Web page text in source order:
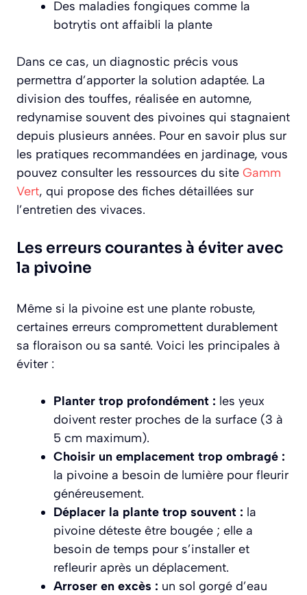
Des maladies fongiques comme la
botrytis ont affaibli la plante
Dans ce cas, un diagnostic précis vous
permettra d’apporter la solution adaptée. La
division des touffes, réalisée en automne,
redynamise souvent des pivoines qui stagnaient
depuis plusieurs années. Pour en savoir plus sur
les pratiques recommandées en jardinage, vous
pouvez consulter les ressources du site Gamm
Vert, qui propose des fiches détaillées sur
l’entretien des vivaces.
Les erreurs courantes à éviter avec
la pivoine
Même si la pivoine est une plante robuste,
certaines erreurs compromettent durablement
sa floraison ou sa santé. Voici les principales à
éviter :
Planter trop profondément : les yeux
doivent rester proches de la surface (3 à
5 cm maximum).
Choisir un emplacement trop ombragé :
la pivoine a besoin de lumière pour fleurir
généreusement.
Déplacer la plante trop souvent : la
pivoine déteste être bougée ; elle a
besoin de temps pour s’installer et
refleurir après un déplacement.
Arroser en excès : un sol gorgé d’eau